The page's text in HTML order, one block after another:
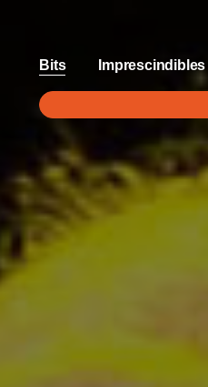
Bits Imprescindibles